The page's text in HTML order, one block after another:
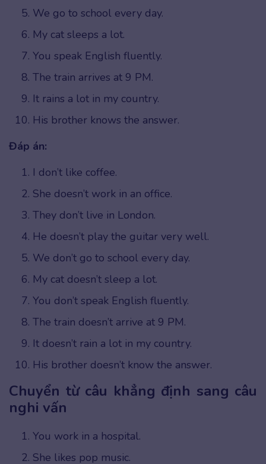
We go to school every day.
My cat sleeps a lot.
You speak English fluently.
The train arrives at 9 PM.
It rains a lot in my country.
His brother knows the answer.
Đáp án:
I don’t like coffee.
She doesn’t work in an office.
They don’t live in London.
He doesn’t play the guitar very well.
We don’t go to school every day.
My cat doesn’t sleep a lot.
You don’t speak English fluently.
The train doesn’t arrive at 9 PM.
It doesn’t rain a lot in my country.
His brother doesn’t know the answer.
Chuyển từ câu khẳng định sang câu
nghi vấn
You work in a hospital.
She likes pop music.